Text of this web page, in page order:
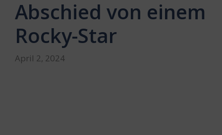
Abschied von einem
Rocky-Star
April 2, 2024